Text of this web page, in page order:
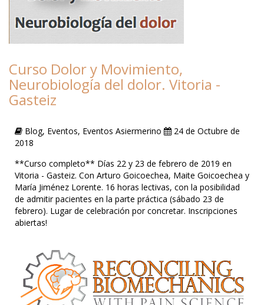
Curso Dolor y Movimiento,
Neurobiología del dolor. Vitoria -
Gasteiz
Blog, Eventos, Eventos Asiermerino
24 de Octubre de
2018
**Curso completo** Días 22 y 23 de febrero de 2019 en
Vitoria - Gasteiz. Con Arturo Goicoechea, Maite Goicoechea y
María Jiménez Lorente. 16 horas lectivas, con la posibilidad
de admitir pacientes en la parte práctica (sábado 23 de
febrero). Lugar de celebración por concretar. Inscripciones
abiertas!